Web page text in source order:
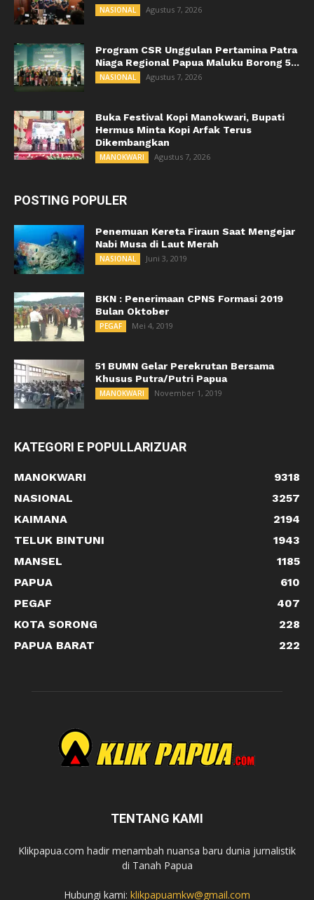
NASIONAL Agustus 7, 2026
Program CSR Unggulan Pertamina Patra
Niaga Regional Papua Maluku Borong 5...
NASIONAL Agustus 7, 2026
Buka Festival Kopi Manokwari, Bupati
Hermus Minta Kopi Arfak Terus
Dikembangkan
MANOKWARI Agustus 7, 2026
POSTING POPULER
Penemuan Kereta Firaun Saat Mengejar
Nabi Musa di Laut Merah
NASIONAL Juni 3, 2019
BKN : Penerimaan CPNS Formasi 2019
Bulan Oktober
PEGAF Mei 4, 2019
51 BUMN Gelar Perekrutan Bersama
Khusus Putra/Putri Papua
MANOKWARI November 1, 2019
KATEGORI E POPULLARIZUAR
MANOKWARI
9318
NASIONAL
3257
KAIMANA
2194
TELUK BINTUNI
1943
MANSEL
1185
PAPUA
610
PEGAF
407
KOTA SORONG
228
PAPUA BARAT
222
TENTANG KAMI
Klikpapua.com hadir menambah nuansa baru dunia jurnalistik
di Tanah Papua
Hubungi kami: klikpapuamkw@gmail.com